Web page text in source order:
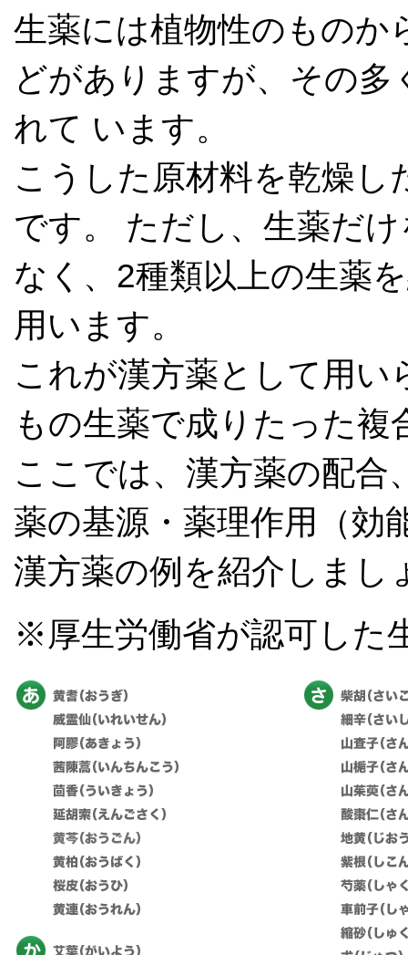
生薬には植物性のものか
どがありますが、その
れて います。
こうした原材料を乾燥
です。 ただし、生薬だ
なく、2種類以上の生薬
用います。
これが漢方薬として用い
もの生薬で成りたった複
ここでは、漢方薬の配合
薬の基源・薬理作用（効
漢方薬の例を紹介しまし
※厚生労働省が認可した